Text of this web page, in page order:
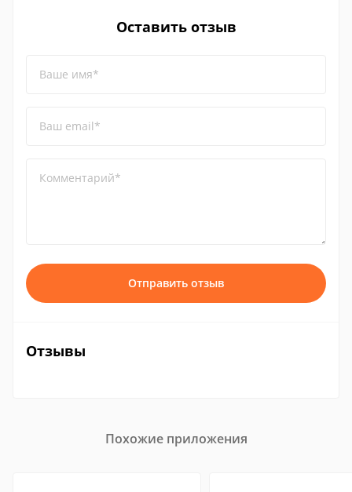
Оставить отзыв
Ваше имя*
Ваш email*
Комментарий*
Отправить отзыв
Отзывы
Похожие приложения